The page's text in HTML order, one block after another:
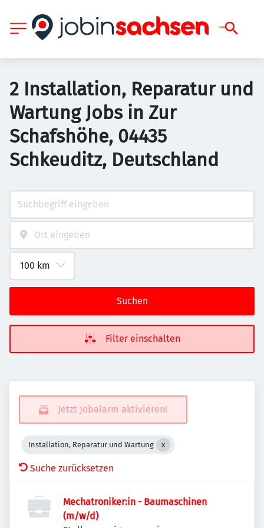
2 Installation, Reparatur und
Wartung Jobs in Zur
Schafshöhe, 04435
Schkeuditz, Deutschland
Suchen
Filter einschalten
Jetzt Jobalarm aktivieren!
Installation, Reparatur und Wartung
Suche zurücksetzen
Mechatroniker:in - Baumaschinen
(m/w/d)